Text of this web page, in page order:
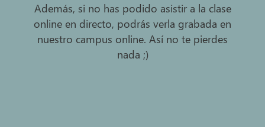
Además, si no has podido asistir a la clase
online en directo, podrás verla grabada en
nuestro campus online. Así no te pierdes
nada ;)